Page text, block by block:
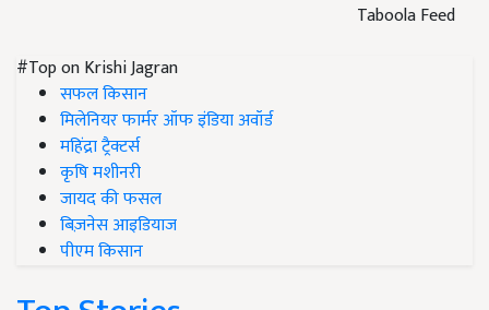
Taboola Feed
#Top on Krishi Jagran
सफल किसान
मिलेनियर फार्मर ऑफ इंडिया अवॉर्ड
महिंद्रा ट्रैक्टर्स
कृषि मशीनरी
जायद की फसल
बिज़नेस आइडियाज
पीएम किसान